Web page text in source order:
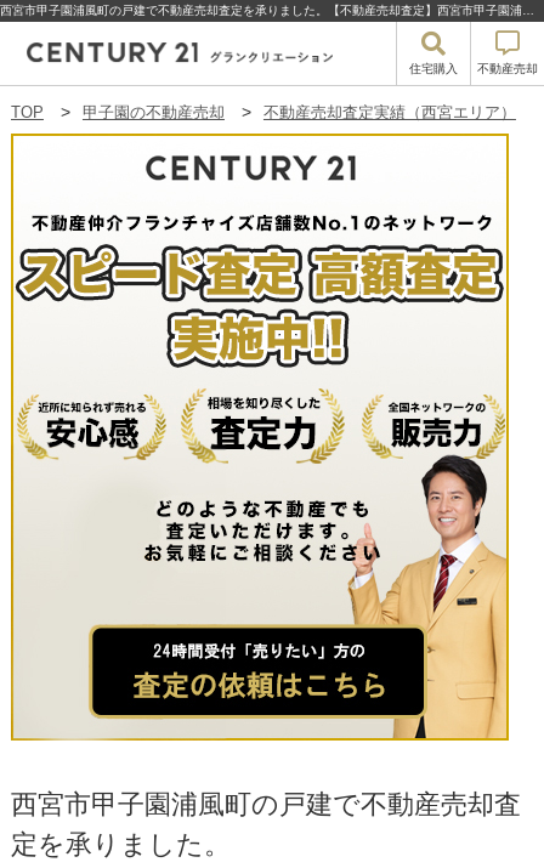
住宅購入 不動産売却
TOP 甲子園の不動産売却 不動産売却査定実績（西宮エリア）
西宮市甲子園浦風町の戸建で不動産売却査
定を承りました。